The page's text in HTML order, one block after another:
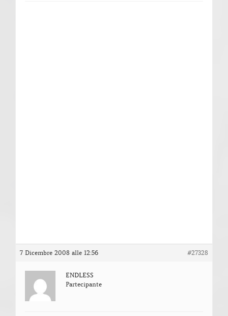
7 Dicembre 2008 alle 12:56 #27328
ENDLESS
Partecipante